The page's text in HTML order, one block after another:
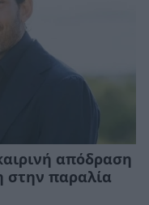
απόδραση
παραλία